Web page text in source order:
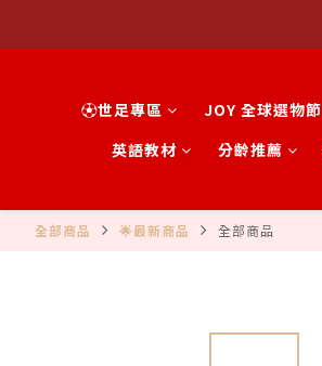
⚽世足專區 JOY 全球選物節
英語教材
分齡推薦
全部商品 🌟最新商品 全部商品